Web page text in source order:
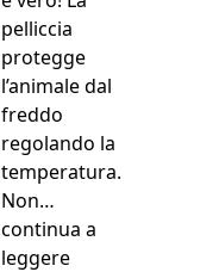
pelliccia
protegge
l’animale dal
freddo
regolando la
temperatura.
Non…
continua a
leggere“Gli animali e il